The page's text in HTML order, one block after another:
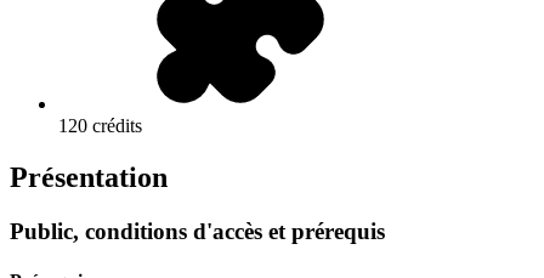
120 crédits
Présentation
Public, conditions d'accès et prérequis